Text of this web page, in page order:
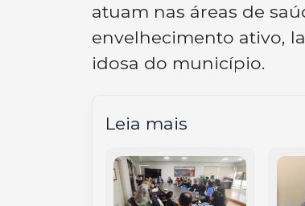
atuam nas áreas de
envelhecimento ativo,
idosa do município.
Leia mais